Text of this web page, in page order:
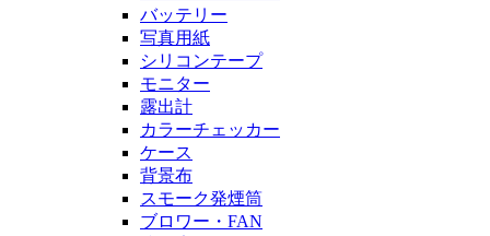
バッテリー
写真用紙
シリコンテープ
モニター
露出計
カラーチェッカー
ケース
背景布
スモーク発煙筒
ブロワー・FAN